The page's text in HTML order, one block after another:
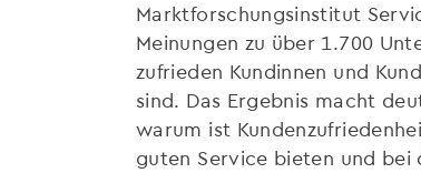
Marktforschungsinstitut
Meinungen zu über 1.700
zufrieden Kundinnen und
sind. Das Ergebnis macht
warum ist
guten Service bieten und bei